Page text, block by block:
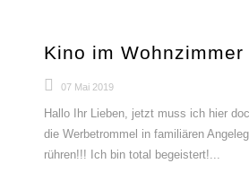
Kino im Wohnzimmer
07 Mai 2019
Hallo Ihr Lieben, jetzt muss ich hier
die Werbetrommel in familiären
rühren!!! Ich bin total begeistert!...